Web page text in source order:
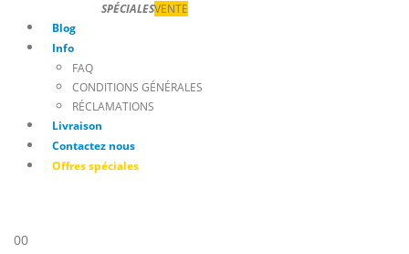
SPÉCIALESVENTE
Blog
Info
FAQ
CONDITIONS GÉNÉRALES
RÉCLAMATIONS
Livraison
Contactez nous
Offres spéciales
00